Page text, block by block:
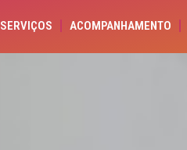
SERVIÇOS ACOMPANHAMENTO